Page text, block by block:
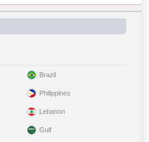
Brazil
Philippines
Lebanon
Gulf